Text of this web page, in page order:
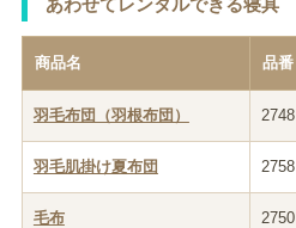
商品名 品番
羽毛布団（羽根布団） 2748
羽毛肌掛け夏布団 2758
毛布 2750